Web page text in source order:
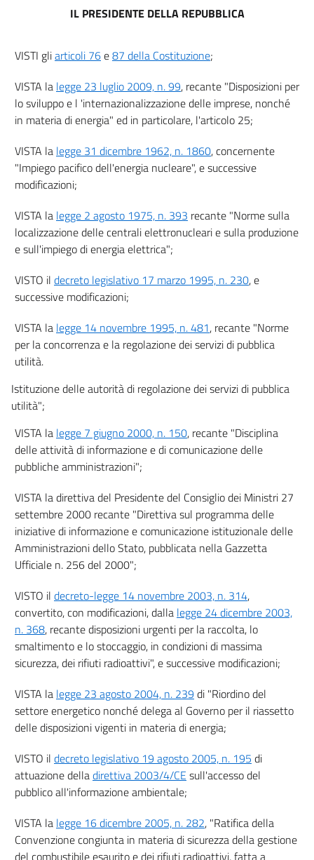
15
17
18
20
21
23
24
(Procedure per la localizzazione, costruzione ed esercizio del Deposito
nazionale destinato allo smaltimento a titolo definitivo dei rifiuti radioattivi,
25
26
28
29
30
TITOLO IV
(Campagna di informazione)
31
32
TITOLO V
34
34 bis
35
IL PRESIDENTE DELLA REPUBBLICA
VISTI gliarticoli 76e87 della Costituzione;
VISTA la legge 23 luglio 2009, n. 99, recante "Disposizioni per
lo sviluppo e l 'internazionalizzazione delle imprese, nonché
in materia di energia" ed in particolare, l'articolo 25;
VISTA la legge 31 dicembre 1962, n. 1860, concernente
"Impiego pacifico dell'energia nucleare", e successive
modificazioni;
VISTA la legge 2 agosto 1975, n. 393 recante "Norme sulla
localizzazione delle centrali elettronucleari e sulla produzione
e sull'impiego di energia elettrica";
VISTO il decreto legislativo 17 marzo 1995, n. 230, e
successive modificazioni;
VISTA la legge 14 novembre 1995, n. 481, recante "Norme
per la concorrenza e la regolazione dei servizi di pubblica
utilità.
Istituzione delle autorità di regolazione dei servizi di pubblica
utilità";
VISTA la legge 7 giugno 2000, n. 150, recante "Disciplina
delle attività di informazione e di comunicazione delle
pubbliche amministrazioni";
VISTA la direttiva del Presidente del Consiglio dei Ministri 27
settembre 2000 recante "Direttiva sul programma delle
iniziative di informazione e comunicazione istituzionale delle
Amministrazioni dello Stato, pubblicata nella Gazzetta
Ufficiale n. 256 del 2000";
VISTO il decreto-legge 14 novembre 2003, n. 314,
convertito, con modificazioni, dalla legge 24 dicembre 2003,
n. 368, recante disposizioni urgenti per la raccolta, lo
smaltimento e lo stoccaggio, in condizioni di massima
sicurezza, dei rifiuti radioattivi", e successive modificazioni;
VISTA la legge 23 agosto 2004, n. 239 di "Riordino del
settore energetico nonché delega al Governo per il riassetto
delle disposizioni vigenti in materia di energia;
VISTO il decreto legislativo 19 agosto 2005, n. 195 di
attuazione delladirettiva 2003/4/CE sull'accesso del
pubblico all'informazione ambientale;
VISTA la legge 16 dicembre 2005, n. 282, "Ratifica della
Convenzione congiunta in materia di sicurezza della gestione
del combustibile esaurito e dei rifiuti radioattivi, fatta a